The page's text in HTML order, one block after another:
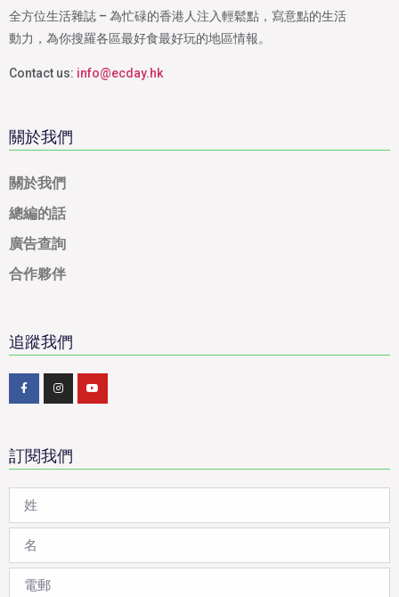
全方位生活雜誌 – 為忙碌的香港人注入輕鬆點，寫意點的生活
動力，為你搜羅各區最好食最好玩的地區情報。
Contact us: info@ecday.hk
關於我們
關於我們
總編的話
廣告查詢
合作夥伴
追蹤我們
訂閱我們